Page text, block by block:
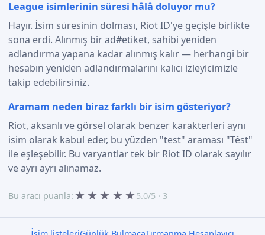
League isimlerinin süresi hâlâ doluyor mu?
Hayır. İsim süresinin dolması, Riot ID'ye geçişle birlikte
sona erdi. Alınmış bir ad#etiket, sahibi yeniden
adlandırma yapana kadar alınmış kalır — herhangi bir
hesabın yeniden adlandırmalarını kalıcı izleyicimizle
takip edebilirsiniz.
Aramam neden biraz farklı bir isim gösteriyor?
Riot, aksanlı ve görsel olarak benzer karakterleri aynı
isim olarak kabul eder, bu yüzden "test" araması "Têst"
ile eşleşebilir. Bu varyantlar tek bir Riot ID olarak sayılır
ve ayrı ayrı alınamaz.
Bu aracı puanla: ★ ★ ★ ★ ★ 5.0/5 · 3